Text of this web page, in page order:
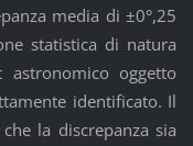
media di ±0°,25
statistica di natura
oggetto
identificato. Il
la discrepanza sia